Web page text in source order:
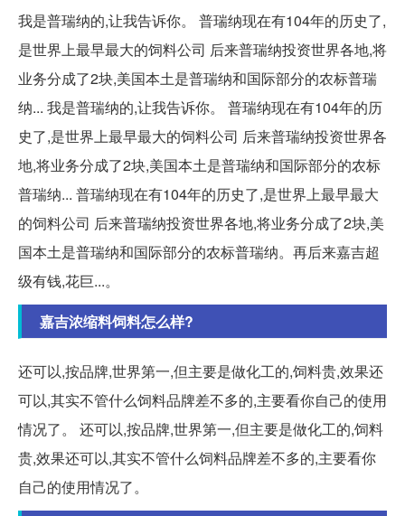
我是普瑞纳的,让我告诉你。 普瑞纳现在有104年的历史了,
是世界上最早最大的饲料公司 后来普瑞纳投资世界各地,将
业务分成了2块,美国本土是普瑞纳和国际部分的农标普瑞
纳... 我是普瑞纳的,让我告诉你。 普瑞纳现在有104年的历
史了,是世界上最早最大的饲料公司 后来普瑞纳投资世界各
地,将业务分成了2块,美国本土是普瑞纳和国际部分的农标
普瑞纳... 普瑞纳现在有104年的历史了,是世界上最早最大
的饲料公司 后来普瑞纳投资世界各地,将业务分成了2块,美
国本土是普瑞纳和国际部分的农标普瑞纳。再后来嘉吉超
级有钱,花巨...。
嘉吉浓缩料饲料怎么样?
还可以,按品牌,世界第一,但主要是做化工的,饲料贵,效果还
可以,其实不管什么饲料品牌差不多的,主要看你自己的使用
情况了。 还可以,按品牌,世界第一,但主要是做化工的,饲料
贵,效果还可以,其实不管什么饲料品牌差不多的,主要看你
自己的使用情况了。